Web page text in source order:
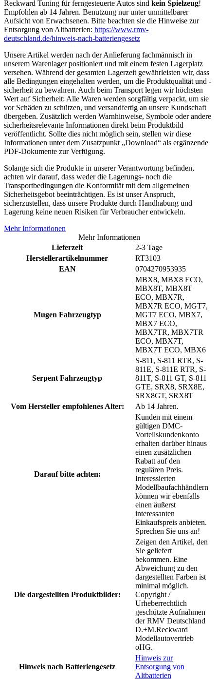
Reckward Tuning für ferngesteuerte Autos sind kein Spielzeug!
Empfohlen ab 14 Jahren. Benutzung nur unter unmittelbarer
Aufsicht von Erwachsenen. Bitte beachten sie die Hinweise zur
Entsorgung von Altbatterien: https://www.rmv-
deutschland.de/hinweis-nach-batteriengesetz
Unsere Artikel werden nach der Anlieferung fachmännisch in
unserem Warenlager positioniert und mit einem festen Lagerplatz
versehen. Während der gesamten Lagerzeit gewährleisten wir, dass
alle Bedingungen eingehalten werden, um die Produktqualität und -
sicherheit zu bewahren. Auch beim Transport legen wir höchsten
Wert auf Sicherheit: Alle Waren werden sorgfältig verpackt, um sie
vor Schäden zu schützen, und versandfertig an unsere Kundschaft
übergeben. Zusätzlich werden Warnhinweise, Symbole oder andere
sicherheitsrelevante Informationen direkt beim Produktbild
veröffentlicht. Sollte dies nicht möglich sein, stellen wir diese
Informationen unter dem Zusatzpunkt „Download“ als ergänzende
PDF-Dokumente zur Verfügung.
Solange sich die Produkte in unserer Verantwortung befinden,
achten wir darauf, dass weder die Lagerungs- noch die
Transportbedingungen die Konformität mit dem allgemeinen
Sicherheitsgebot beeinträchtigen. Es ist unser Anspruch,
sicherzustellen, dass unsere Produkte durch Handhabung und
Lagerung keine neuen Risiken für Verbraucher entwickeln.
Mehr Informationen
Mehr Informationen
Lieferzeit
2-3 Tage
Herstellerartikelnummer
RT3103
EAN
0704270953935
Mugen Fahrzeugtyp
MBX8, MBX8 ECO,
MBX8T, MBX8T
ECO, MBX7R,
MBX7R ECO, MGT7,
MGT7 ECO, MBX7,
MBX7 ECO,
MBX7TR, MBX7TR
ECO, MBX7T,
MBX7T ECO, MBX6
Serpent Fahrzeugtyp
S-811, S-811 RTR, S-
811E, S-811E RTR, S-
811T, S-811 GT, S-811
GTE, SRX8, SRX8E,
SRX8GT, SRX8T
Vom Hersteller empfohlenes Alter:
Ab 14 Jahren.
Darauf bitte achten:
Kunden mit einem
gültigen DMC-
Vorteilskundenkonto
erhalten darüber hinaus
einen zusätzlichen
Rabatt auf den
regulären Preis.
Interessierten
Modellbaufachhändlern
können wir ebenfalls
einen äußerst
interessanten
Einkaufspreis anbieten.
Sprechen Sie uns an!
Die dargestellten Produktbilder:
Zeigen den Artikel, den
Sie geliefert
bekommen. Eine
Abweichung zu den
dargestellten Farben ist
minimal möglich.
Copyright /
Urheberrechtlich
geschützte Aufnahmen
der RMV Deutschland
D.+M.Reckward
Modellautovertrieb
oHG.
Hinweis nach Batteriengesetz
Hinweis zur
Entsorgung von
Altbatterien